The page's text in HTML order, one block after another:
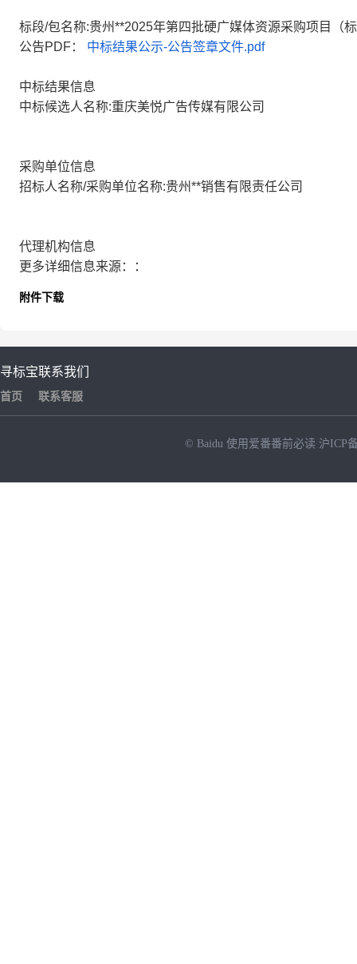
标段/包名称:贵州**2025年第四批硬广媒体资源采购项目（
公告PDF： 中标结果公示-公告签章文件.pdf
中标结果信息
中标候选人名称:重庆美悦广告传媒有限公司
采购单位信息
招标人名称/采购单位名称:贵州**销售有限责任公司
代理机构信息
更多详细信息来源：：
附件下载
寻标宝
首页
联系我们
联系客服
© Baidu 使用爱番番前必读 沪ICP